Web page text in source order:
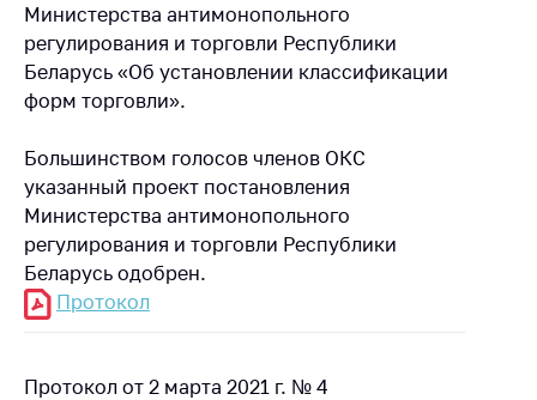
Министерства антимонопольного
регулирования и торговли Республики
Беларусь «Об установлении классификации
форм торговли».
Большинством голосов членов ОКС
указанный проект постановления
Министерства антимонопольного
регулирования и торговли Республики
Беларусь одобрен.
Протокол
Протокол от 2 марта 2021 г. № 4